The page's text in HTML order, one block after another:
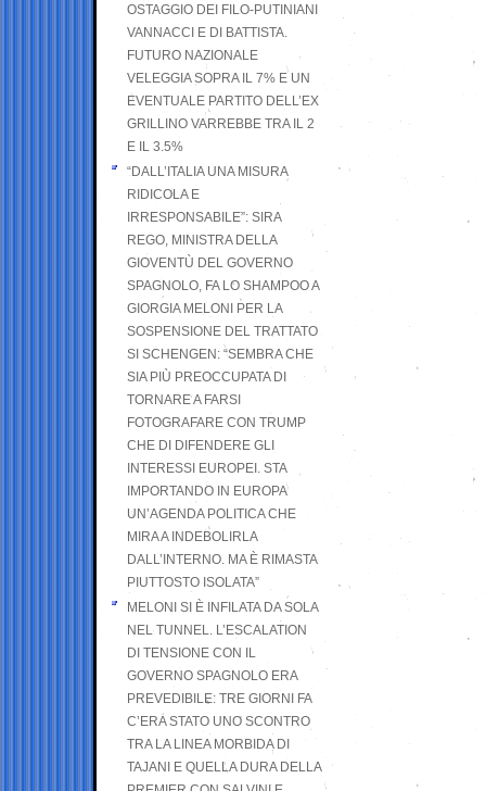
OSTAGGIO DEI FILO-PUTINIANI
VANNACCI E DI BATTISTA.
FUTURO NAZIONALE
VELEGGIA SOPRA IL 7% E UN
EVENTUALE PARTITO DELL’EX
GRILLINO VARREBBE TRA IL 2
E IL 3.5%
“DALL’ITALIA UNA MISURA
RIDICOLA E
IRRESPONSABILE”: SIRA
REGO, MINISTRA DELLA
GIOVENTÙ DEL GOVERNO
SPAGNOLO, FA LO SHAMPOO A
GIORGIA MELONI PER LA
SOSPENSIONE DEL TRATTATO
SI SCHENGEN: “SEMBRA CHE
SIA PIÙ PREOCCUPATA DI
TORNARE A FARSI
FOTOGRAFARE CON TRUMP
CHE DI DIFENDERE GLI
INTERESSI EUROPEI. STA
IMPORTANDO IN EUROPA
UN’AGENDA POLITICA CHE
MIRA A INDEBOLIRLA
DALL’INTERNO. MA È RIMASTA
PIUTTOSTO ISOLATA”
MELONI SI È INFILATA DA SOLA
NEL TUNNEL. L’ESCALATION
DI TENSIONE CON IL
GOVERNO SPAGNOLO ERA
PREVEDIBILE: TRE GIORNI FA
C’ERA STATO UNO SCONTRO
TRA LA LINEA MORBIDA DI
TAJANI E QUELLA DURA DELLA